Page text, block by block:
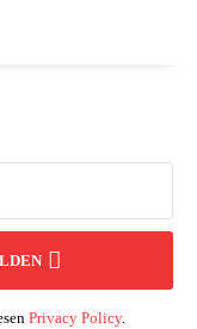
Privacy Policy.